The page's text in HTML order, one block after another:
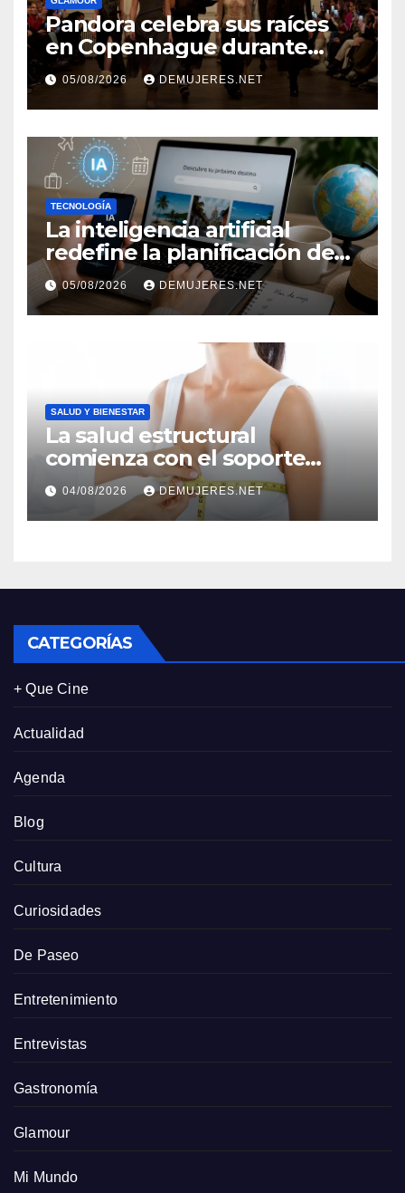
Pandora celebra sus raíces
en Copenhague durante
Copenhagen Fashion Week a
través de alianzas creativas
05/08/2026 DEMUJERES.NET
TECNOLOGÍA
La inteligencia artificial
redefine la planificación de
viajes: Los huéspedes
centran sus decisiones y
expectativas enfocándose en
experiencias auténticas y
personalizadas
05/08/2026 DEMUJERES.NET
SALUD Y BIENESTAR
La salud estructural
comienza con el soporte
correcto: Caprice revela el
impacto de la lencería en la
salud física de las mujeres
04/08/2026 DEMUJERES.NET
CATEGORÍAS
+ Que Cine
Actualidad
Agenda
Blog
Cultura
Curiosidades
De Paseo
Entretenimiento
Entrevistas
Gastronomía
Glamour
Mi Mundo